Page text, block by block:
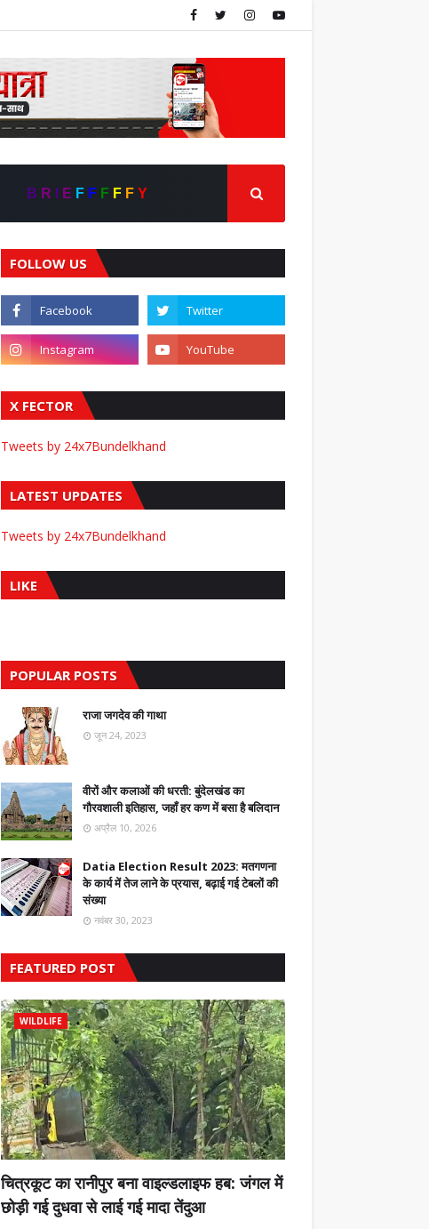
B R E F F F F F Y
FOLLOW US
X FECTOR
Tweets by 24x7Bundelkhand
LATEST UPDATES
Tweets by 24x7Bundelkhand
LIKE
POPULAR POSTS
राजा जगदेव की गाथा
जून 24, 2023
वीरों और कलाओं की धरती: बुंदेलखंड का
गौरवशाली इतिहास, जहाँ हर कण में बसा है बलिदान
अप्रैल 10, 2026
Datia Election Result 2023: मतगणना
के कार्य में तेज लाने के प्रयास, बढ़ाई गई टेबलों की
संख्या
नवंबर 30, 2023
FEATURED POST
WILDLIFE
चित्रकूट का रानीपुर बना वाइल्डलाइफ हब: जंगल में
छोड़ी गई दुधवा से लाई गई मादा तेंदुआ